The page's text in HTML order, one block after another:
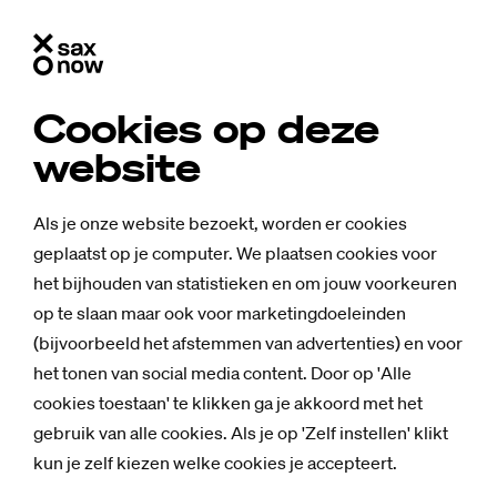
Cookies op deze
website
Als je onze website bezoekt, worden er cookies
geplaatst op je computer. We plaatsen cookies voor
het bijhouden van statistieken en om jouw voorkeuren
op te slaan maar ook voor marketingdoeleinden
(bijvoorbeeld het afstemmen van advertenties) en voor
het tonen van social media content. Door op 'Alle
cookies toestaan' te klikken ga je akkoord met het
gebruik van alle cookies. Als je op 'Zelf instellen' klikt
kun je zelf kiezen welke cookies je accepteert.